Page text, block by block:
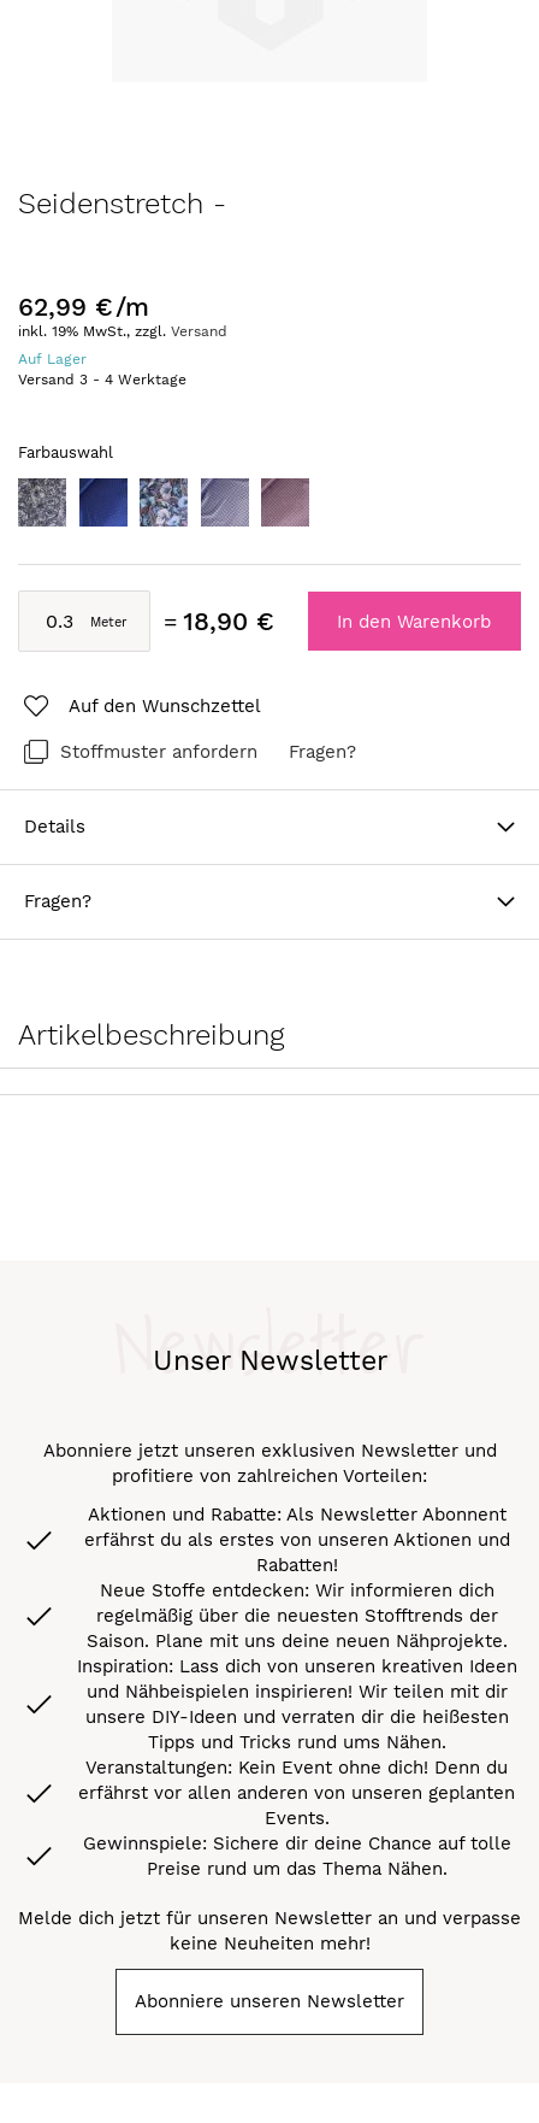
Anfang
Seidenstretch -
62,99 €/m
inkl. 19% MwSt., zzgl. Versand
Auf Lager
Versand 3 - 4 Werktage
Farbauswahl
18,90 € In den Warenkorb
Auf den Wunschzettel
Stoffmuster anfordern Fragen?
Details
Fragen?
Artikelbeschreibung
Unser Newsletter
Newsletter
Abonniere jetzt unseren exklusiven Newsletter und
profitiere von zahlreichen Vorteilen:
Aktionen und Rabatte: Als Newsletter Abonnent
erfährst du als erstes von unseren Aktionen und
Rabatten!
Neue Stoffe entdecken: Wir informieren dich
regelmäßig über die neuesten Stofftrends der
Saison. Plane mit uns deine neuen Nähprojekte.
Inspiration: Lass dich von unseren kreativen Ideen
und Nähbeispielen inspirieren! Wir teilen mit dir
unsere DIY-Ideen und verraten dir die heißesten
Tipps und Tricks rund ums Nähen.
Veranstaltungen: Kein Event ohne dich! Denn du
erfährst vor allen anderen von unseren geplanten
Events.
Gewinnspiele: Sichere dir deine Chance auf tolle
Preise rund um das Thema Nähen.
Melde dich jetzt für unseren Newsletter an und verpasse
keine Neuheiten mehr!
Abonniere unseren Newsletter